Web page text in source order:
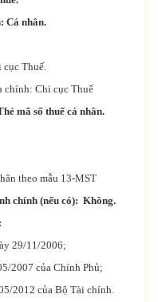
Cá nhân.
Thuế.
chính: Chi cục Thuế
mã số thuế cá nhân.
theo mẫu 13-MST
chính (nếu có): Không.
29/11/2006;
2007 của Chính Phủ;
2012 của Bộ Tài chính.